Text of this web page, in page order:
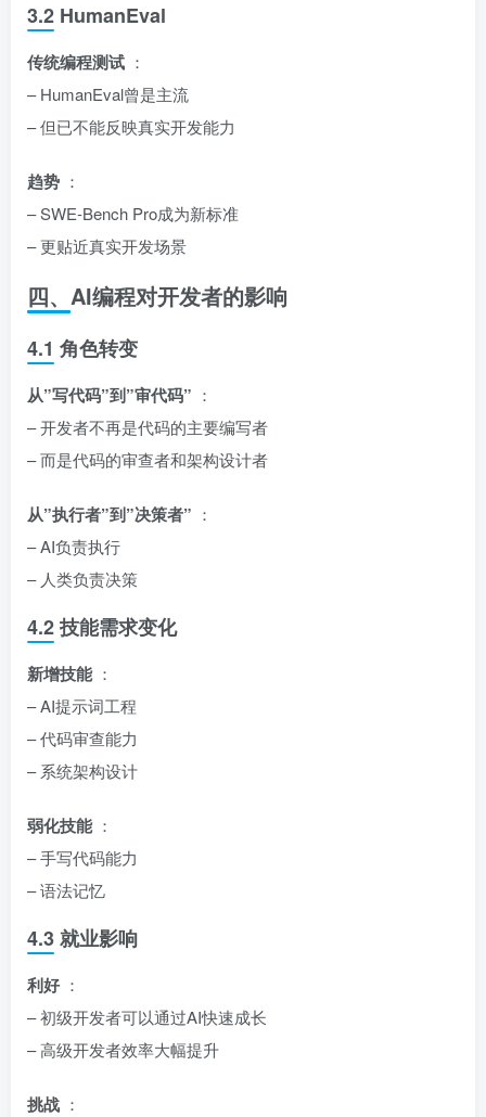
3.2 HumanEval
传统编程测试 ：
– HumanEval曾是主流
– 但已不能反映真实开发能力
趋势 ：
– SWE-Bench Pro成为新标准
– 更贴近真实开发场景
四、AI编程对开发者的影响
4.1 角色转变
从”写代码”到”审代码” ：
– 开发者不再是代码的主要编写者
– 而是代码的审查者和架构设计者
从”执行者”到”决策者” ：
– AI负责执行
– 人类负责决策
4.2 技能需求变化
新增技能 ：
– AI提示词工程
– 代码审查能力
– 系统架构设计
弱化技能 ：
– 手写代码能力
– 语法记忆
4.3 就业影响
利好 ：
– 初级开发者可以通过AI快速成长
– 高级开发者效率大幅提升
挑战 ：